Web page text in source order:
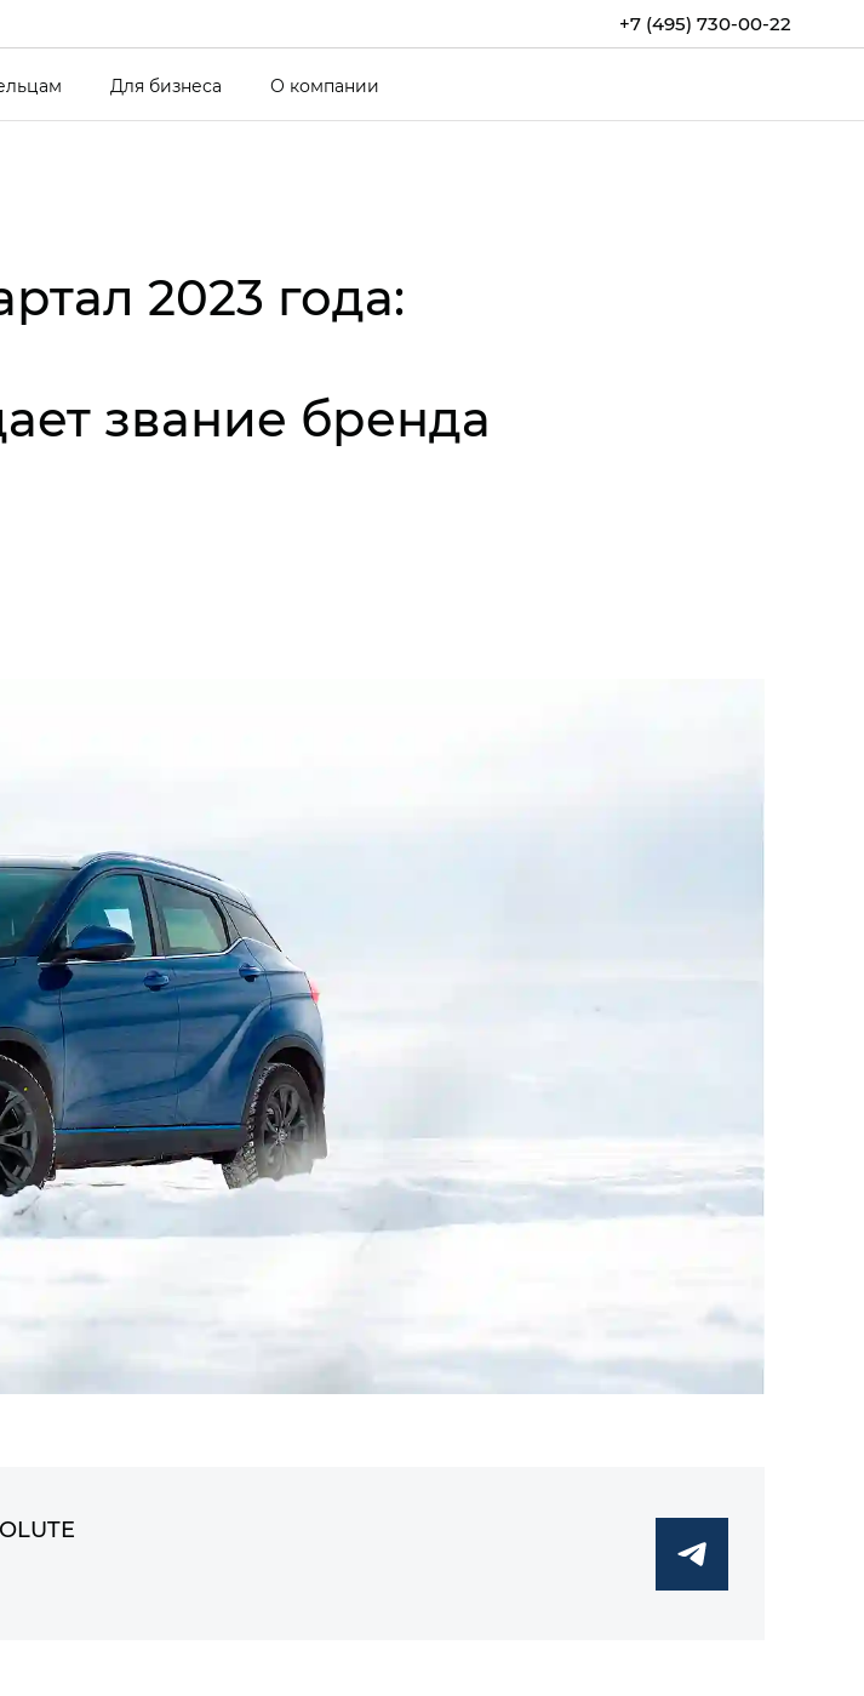
+7 (495) 730-00-22
Для бизнеса О компании
2023 года:
звание бренда